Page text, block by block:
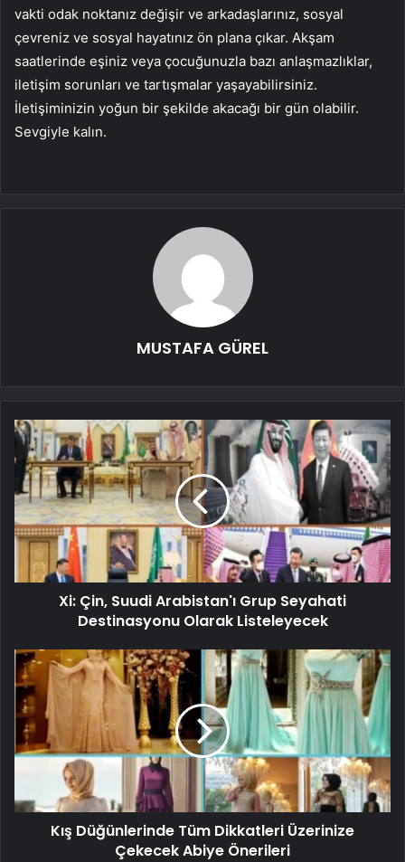
vakti odak noktanız değişir ve arkadaşlarınız, sosyal
çevreniz ve sosyal hayatınız ön plana çıkar. Akşam
saatlerinde eşiniz veya çocuğunuzla bazı anlaşmazlıklar,
iletişim sorunları ve tartışmalar yaşayabilirsiniz.
İletişiminizin yoğun bir şekilde akacağı bir gün olabilir.
Sevgiyle kalın.
MUSTAFA GÜREL
Xi: Çin, Suudi Arabistan'ı Grup Seyahati
Destinasyonu Olarak Listeleyecek
Kış Düğünlerinde Tüm Dikkatleri Üzerinize
Çekecek Abiye Önerileri